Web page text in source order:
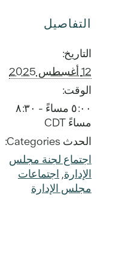
التفاصيل
التاريخ:
12 أغسطس 2025
الوقت:
٥:٠٠ مساءً - ٨:٣٠
مساءً CDT
الحدث Categories:
اجتماع لجنة مجلس
الإدارة, اجتماعات
مجلس الإدارة